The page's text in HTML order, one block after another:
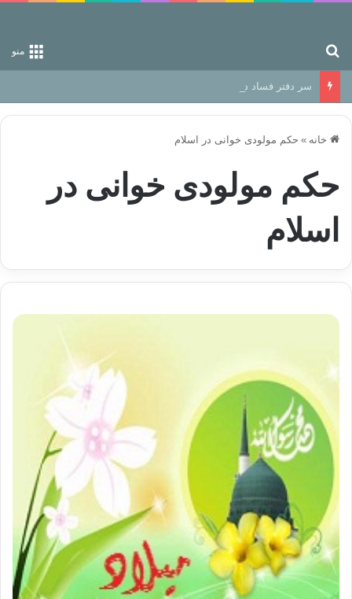
منو
سر دفتر فساد در زمین‌، دوری وکناره‌گیری از راه خداست‌!
خانه » حکم مولودی خوانی در اسلام
حکم مولودی خوانی در
اسلام